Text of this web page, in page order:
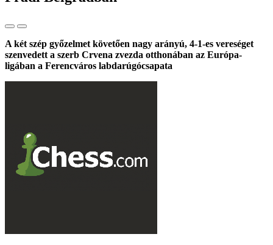
A két szép győzelmet követően nagy arányú, 4-1-es vereséget
szenvedett a szerb Crvena zvezda otthonában az Európa-
ligában a Ferencváros labdarúgócsapata